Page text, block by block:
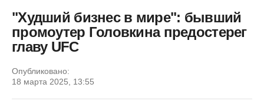
"Худший бизнес в мире": бывший
промоутер Головкина предостерег
главу UFC
Опубликовано:
18 марта 2025, 13:55